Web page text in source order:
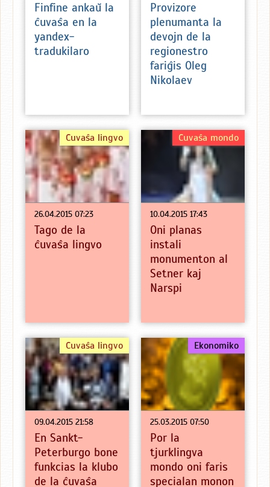
Finfine ankaŭ la
ĉuvaŝa en la
yandex-
tradukilaro
Provizore
plenumanta la
devojn de la
regionestro
fariĝis Oleg
Nikolaev
26.04.2015 07:23
Ĉuvaŝa lingvo
Tago de la
ĉuvaŝa lingvo
10.04.2015 17:43
Ĉuvaŝa mondo
Oni planas
instali
monumenton al
Setner kaj
Narspi
09.04.2015 21:58
Ĉuvaŝa lingvo
En Sankt-
Peterburgo bone
funkcias la klubo
de la ĉuvaŝa
25.03.2015 07:50
Ekonomiko
Por la
tjurklingva
mondo oni faris
specialan monon